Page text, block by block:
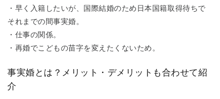
・早く入籍したいが、国際結婚のため日本国籍取得待ちで
それまでの間事実婚。
・仕事の関係。
・再婚でこどもの苗字を変えたくないため。
事実婚とは？メリット・デメリットも合わせて紹
介